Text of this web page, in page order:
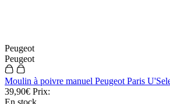
Peugeot
Peugeot
Moulin à poivre manuel Peugeot Paris
39,90€ Prix:
En stock